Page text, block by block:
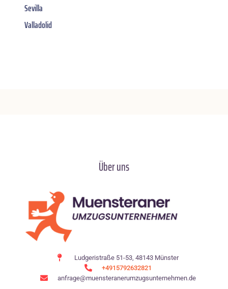
Sevilla
Valladolid
Über uns
Ludgeristraße 51-53, 48143 Münster
+4915792632821
anfrage@muensteranerumzugsunternehmen.de